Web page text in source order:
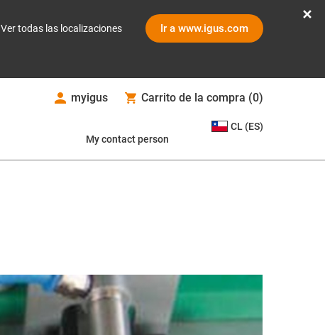
Ver todas las localizaciones Ir a www.igus.com
myigus Carrito de la compra (0)
My contact person
CL (ES)